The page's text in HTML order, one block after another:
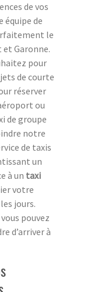
de vos
équipe de
le
Garonne.
pour
de courte
réserver
ou
de groupe
notre
de taxis
un
à un taxi
votre
jours.
pouvez
d’arriver à